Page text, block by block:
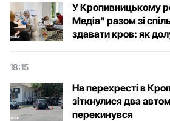
У Кропивницькому
Медіа" разом зі
здавати кров: як
18:15
На перехресті в
зіткнулися два
перекинувся